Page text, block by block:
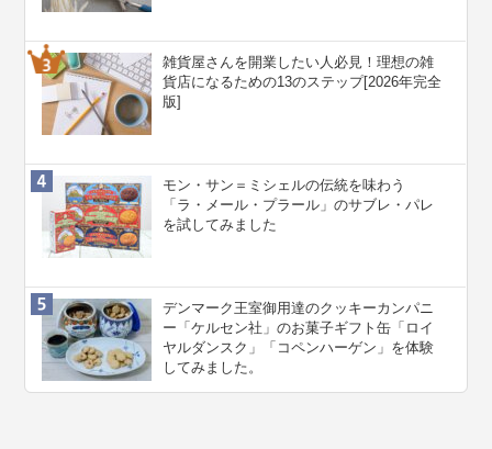
雑貨屋さんを開業したい人必見！理想の雑
貨店になるための13のステップ[2026年完全
版]
モン・サン＝ミシェルの伝統を味わう
「ラ・メール・プラール」のサブレ・パレ
を試してみました
デンマーク王室御用達のクッキーカンパニ
ー「ケルセン社」のお菓子ギフト缶「ロイ
ヤルダンスク」「コペンハーゲン」を体験
してみました。